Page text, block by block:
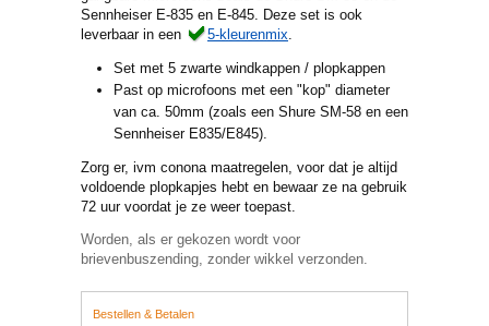
Sennheiser E-835 en E-845. Deze set is ook
leverbaar in een
5-kleurenmix.
Set met 5 zwarte windkappen / plopkappen
Past op microfoons met een "kop" diameter
van ca. 50mm (zoals een Shure SM-58 en een
Sennheiser E835/E845).
Zorg er, ivm conona maatregelen, voor dat je altijd
voldoende plopkapjes hebt en bewaar ze na gebruik
72 uur voordat je ze weer toepast.
Worden, als er gekozen wordt voor
brievenbuszending, zonder wikkel verzonden.
Bestellen & Betalen